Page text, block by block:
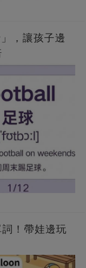
，讓孩子邊
詞！帶娃邊玩